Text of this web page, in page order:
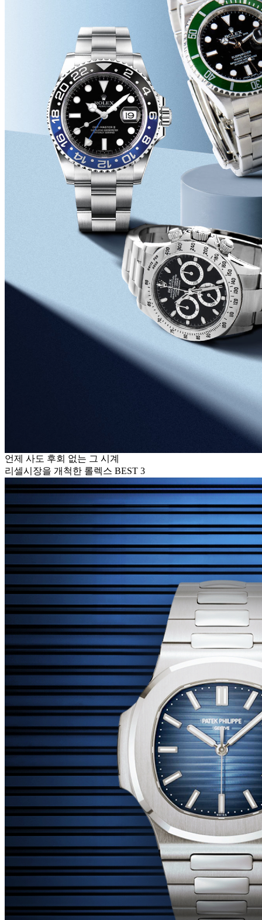
언제 사도 후회 없는 그 시계
리셀시장을 개척한 롤렉스 BEST 3